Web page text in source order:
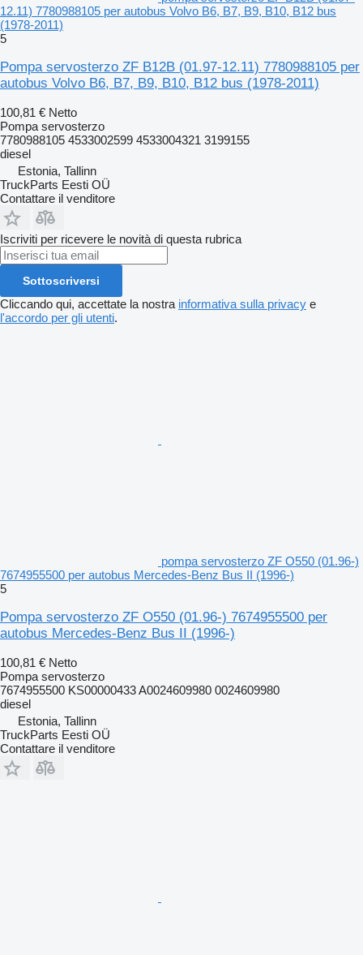
12.11) 7780988105 per autobus Volvo B6, B7, B9, B10, B12 bus
(1978-2011)
5
Pompa servosterzo ZF B12B (01.97-12.11) 7780988105 per
autobus Volvo B6, B7, B9, B10, B12 bus (1978-2011)
100,81 € Netto
Pompa servosterzo
7780988105 4533002599 4533004321 3199155
diesel
Estonia, Tallinn
TruckParts Eesti OÜ
Contattare il venditore
Iscriviti per ricevere le novità di questa rubrica
Sottoscriversi
Cliccando qui, accettate la nostra informativa sulla privacy e
l'accordo per gli utenti.
pompa servosterzo ZF O550 (01.96-)
7674955500 per autobus Mercedes-Benz Bus II (1996-)
5
Pompa servosterzo ZF O550 (01.96-) 7674955500 per
autobus Mercedes-Benz Bus II (1996-)
100,81 € Netto
Pompa servosterzo
7674955500 KS00000433 A0024609980 0024609980
diesel
Estonia, Tallinn
TruckParts Eesti OÜ
Contattare il venditore